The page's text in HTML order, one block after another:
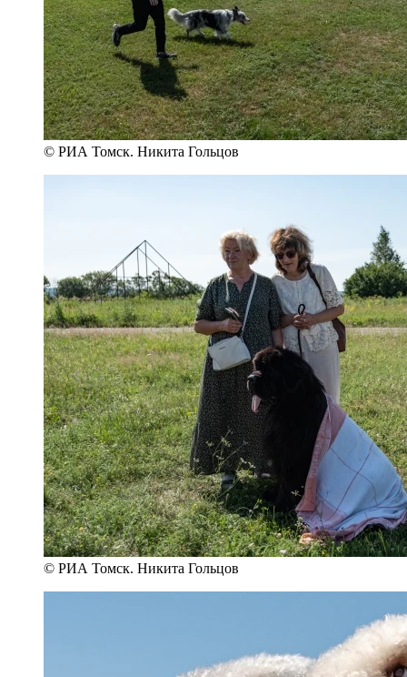
© РИА Томск. Никита Гольцов
© РИА Томск. Никита Гольцов